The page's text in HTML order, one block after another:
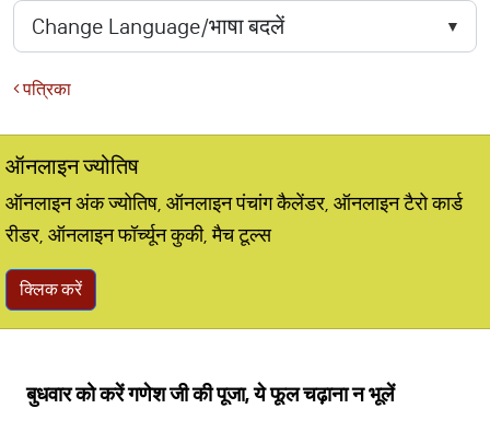
पत्रिका
ऑनलाइन ज्योतिष
ऑनलाइन अंक ज्योतिष, ऑनलाइन पंचांग कैलेंडर, ऑनलाइन टैरो कार्ड
रीडर, ऑनलाइन फॉर्च्यून कुकी, मैच टूल्स
क्लिक करें
बुधवार को करें गणेश जी की पूजा, ये फूल चढ़ाना न भूलें